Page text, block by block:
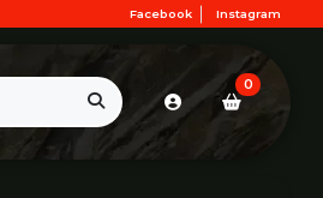
Facebook Instagram
0